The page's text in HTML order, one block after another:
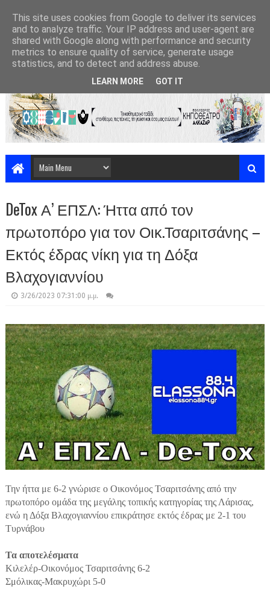
DeTox Α’ ΕΠΣΛ: Ήττα από τον
πρωτοπόρο για τον Οικ.Τσαριτσάνης –
Εκτός έδρας νίκη για τη Δόξα
Βλαχογιαννίου
3/26/2023 07:31:00 μ.μ.
Την ήττα με 6-2 γνώρισε ο Οικονόμος Τσαριτσάνης από την
πρωτοπόρο ομάδα της μεγάλης τοπικής κατηγορίας της Λάρισας,
ενώ η Δόξα Βλαχογιαννίου επικράτησε εκτός έδρας με 2-1 του
Τυρνάβου
Τα αποτελέσματα
Κιλελέρ-Οικονόμος Τσαριτσάνης 6-2
Σμόλικας-Μακρυχώρι 5-0
This site uses cookies from Google to deliver its services
and to analyze traffic. Your IP address and user-agent are
shared with Google along with performance and security
metrics to ensure quality of service, generate usage
statistics, and to detect and address abuse.
LEARN MORE GOT IT